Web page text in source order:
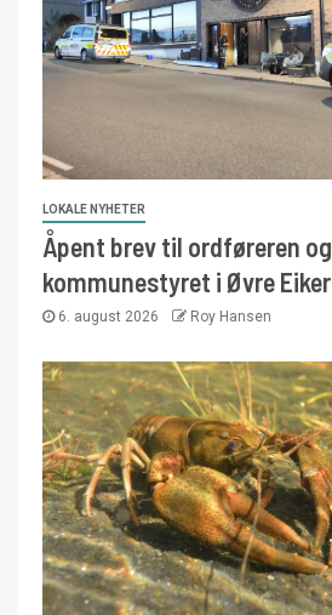
LOKALE NYHETER
Åpent brev til ordføreren og
kommunestyret i Øvre Eiker
6. august 2026 Roy Hansen